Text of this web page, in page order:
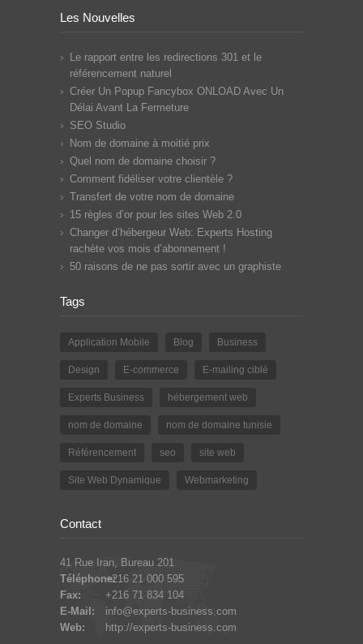
Les Nouvelles
Le rapport entre les redirections 301 et le
référencement naturel
Créer Un Popup Fancybox ONLOAD Avec Un
Délai Avant La Fermeture
SEO Studio
Nom de domaine à moitié prix
Quel nom de domaine choisir ?
Comment fidéliser votre clientèle ?
Transfert de votre nom de domaine
15 règles d’or pour les sites Web 2.0
Changer d’hébergeur Web: Experts Hosting
rachète vos mois d’abonnement !
50 raisons de ne pas sortir avec un graphiste
Tags
Application Mobile Blog Business
Design E-commerce E-mailing ciblé
Experts Business hébergement web
nom de domaine nom de domaine tunisie
Référencement seo site web
Site Web Dynamique Webmarketing
Contact
41 Rue Iran, Bureau 201
Téléphone:+216 21 000 595
Fax:
+216 71 834 104
E-Mail:
info@experts-business.com
Web:
http://experts-business.com